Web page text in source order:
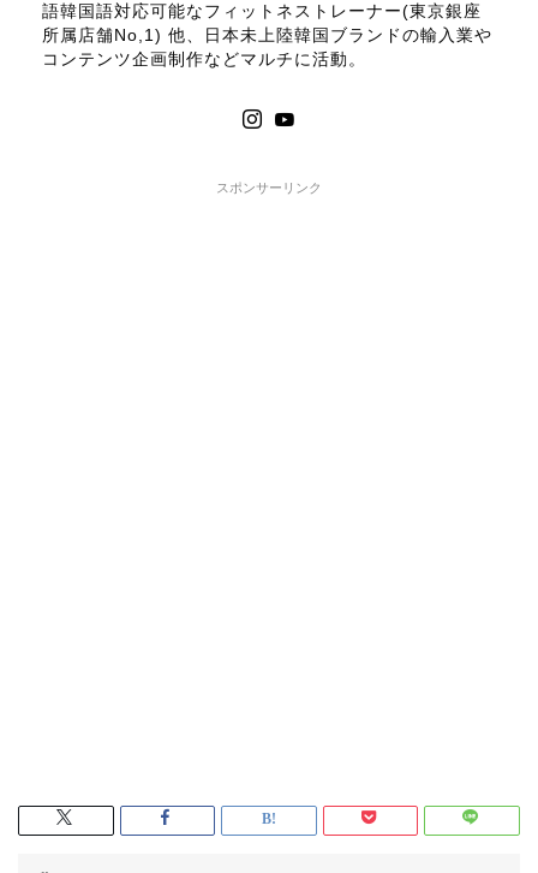
語韓国語対応可能なフィットネストレーナー(東京銀座
所属店舗No,1) 他、日本未上陸韓国ブランドの輸入業や
コンテンツ企画制作などマルチに活動。
スポンサーリンク